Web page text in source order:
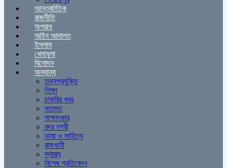
আন্তর্জাতিক
রাজনীতি
অপরাধ
আইন আদালত
ইসলাম
খেলাধুলা
বিনোদন
অন্যান্য
তথ্যপ্রযুক্তি
শিক্ষা
চাকরির খবর
মতামত
সাক্ষাৎকার
বন্দর নগরী
ভাষা ও সাহিত্য
রাজধানী
স্বাস্থ্য
বিশেষ প্রতিবেদন